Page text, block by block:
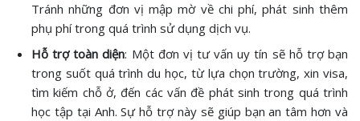
Tránh những đơn vị mập mờ về chi phí, phát sinh thêm
phụ phí trong quá trình sử dụng dịch vụ.
Hỗ trợ toàn diện: Một đơn vị tư vấn uy tín sẽ hỗ trợ bạn
trong suốt quá trình du học, từ lựa chọn trường, xin visa,
tìm kiếm chỗ ở, đến các vấn đề phát sinh trong quá trình
học tập tại Anh. Sự hỗ trợ này sẽ giúp bạn an tâm hơn và